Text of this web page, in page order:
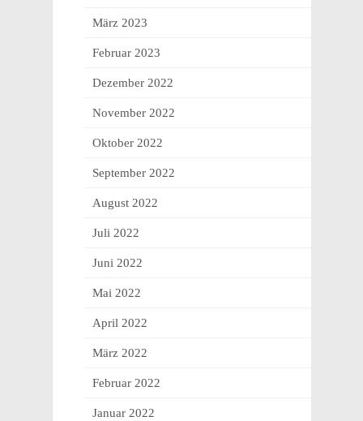
März 2023
Februar 2023
Dezember 2022
November 2022
Oktober 2022
September 2022
August 2022
Juli 2022
Juni 2022
Mai 2022
April 2022
März 2022
Februar 2022
Januar 2022